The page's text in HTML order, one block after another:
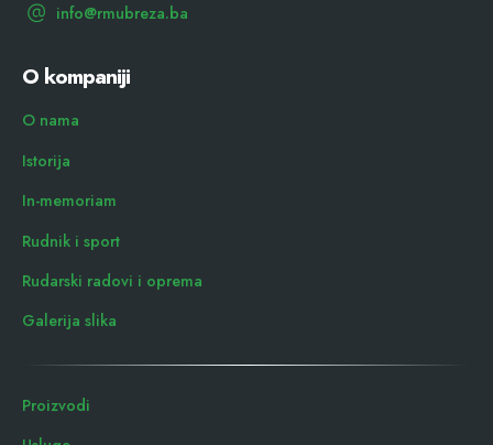
info@rmubreza.ba
O kompaniji
O nama
Istorija
In-memoriam
Rudnik i sport
Rudarski radovi i oprema
Galerija slika
Proizvodi